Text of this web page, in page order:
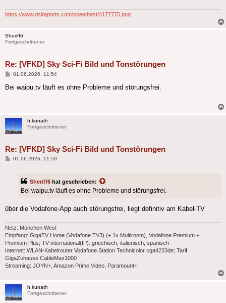
https://www.dslreports.com/speedtest/4177775.png
Sheriff6
Fortgeschrittener
Re: [VFKD] Sky Sci-Fi Bild und Tonstörungen
Beitrag
01.06.2026, 11:54
Bei waipu.tv läuft es ohne Probleme und störungsfrei.
h.kunath
Fortgeschrittener
Re: [VFKD] Sky Sci-Fi Bild und Tonstörungen
Beitrag
01.06.2026, 11:59
Sheriff6 hat geschrieben:
Bei waipu.tv läuft es ohne Probleme und störungsfrei.
über die Vodafone-App auch störungsfrei, liegt definitiv am Kabel-TV
Netz: München West
Empfang: GigaTV Home (Vodafone TV3) (+ 1x Multiroom), Vodafone Premium +
Premium Plus; TV international(IP): griechisch, italienisch, spanisch
Internet: WLAN-Kabelrouter Vodafone Station Technicolor cga4233de; Tarif:
GigaZuhause CableMax1000
Streaming: JOYN+, Amazon Prime Video, Paramount+
h.kunath
Fortgeschrittener